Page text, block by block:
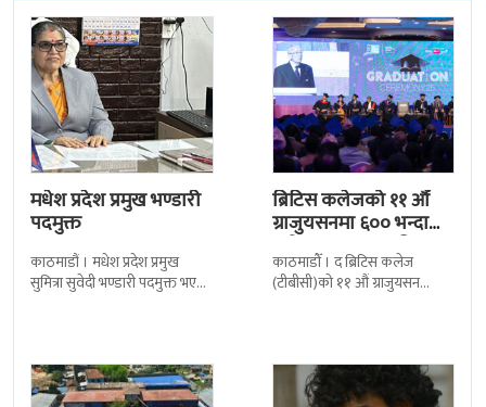
मधेश प्रदेश प्रमुख भण्डारी
पदमुक्त
काठमाडौं । मधेश प्रदेश प्रमुख
सुमित्रा सुवेदी भण्डारी पदमुक्त भएकी
ब्रिटिस कलेजको ११ औँ
ग्राजुयसनमा ६०० भन्दा
बढी ग्राजुयट सम्मानित
काठमाडौँ । द ब्रिटिस कलेज
(टीबीसी)को ११ औं ग्राजुयसन